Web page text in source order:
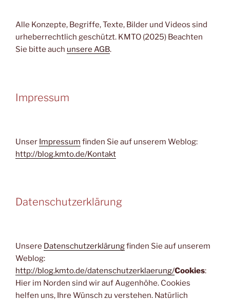
Alle Konzepte, Begriffe, Texte, Bilder und Videos sind
urheberrechtlich geschützt. KMTO (2025) Beachten
Sie bitte auch unsere AGB.
Impressum
Unser Impressum finden Sie auf unserem Weblog:
http://blog.kmto.de/Kontakt
Datenschutzerklärung
Unsere Datenschutzerklärungfinden Sie auf unserem
Weblog:
http://blog.kmto.de/datenschutzerklaerung/Cookies:
Hier im Norden sind wir auf Augenhöhe. Cookies
helfen uns, Ihre Wünsch zu verstehen. Natürlich